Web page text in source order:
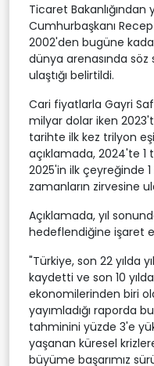
Ticaret Bakanlığından
Cumhurbaşkanı
2002'den bugüne
dünya arenasında
ulaştığı belirtildi.
Cari fiyatlarla Gayri
milyar dolar iken
tarihte ilk kez trilyon
açıklamada, 2024'te 1
2025'in ilk çeyreğinde
zamanların zirvesine
Açıklamada, yıl
hedeflendiğine işaret
"Türkiye, son 22 yılda
kaydetti ve son 10
ekonomilerinden biri
yayımladığı raporda
tahminini yüzde 3'e
yaşanan küresel
büyüme başarımız